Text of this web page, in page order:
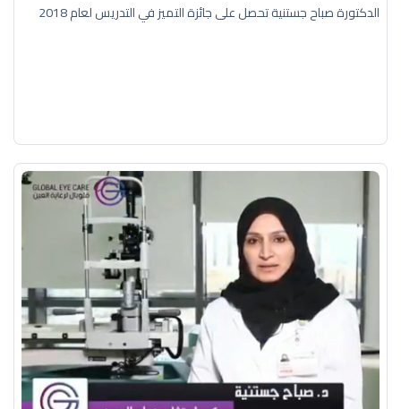
الدكتورة صباح جستنية تحصل على جائزة التميز في التدريس لعام 2018